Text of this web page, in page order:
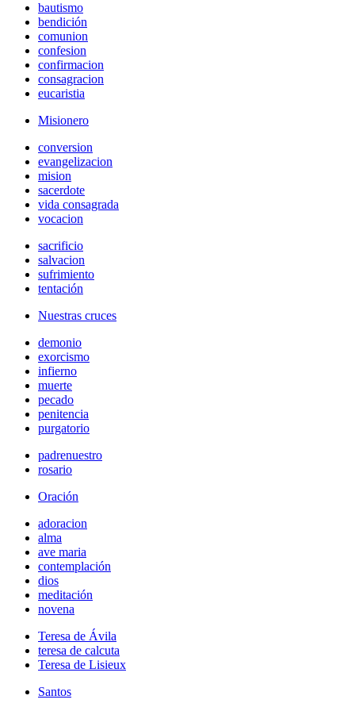
bautismo
bendición
comunion
confesion
confirmacion
consagracion
eucaristia
Misionero
conversion
evangelizacion
mision
sacerdote
vida consagrada
vocacion
sacrificio
salvacion
sufrimiento
tentación
Nuestras cruces
demonio
exorcismo
infierno
muerte
pecado
penitencia
purgatorio
padrenuestro
rosario
Oración
adoracion
alma
ave maria
contemplación
dios
meditación
novena
Teresa de Ávila
teresa de calcuta
Teresa de Lisieux
Santos